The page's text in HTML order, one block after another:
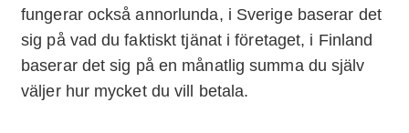
fungerar också annorlunda, i Sverige baserar det
sig på vad du faktiskt tjänat i företaget, i Finland
baserar det sig på en månatlig summa du själv
väljer hur mycket du vill betala.